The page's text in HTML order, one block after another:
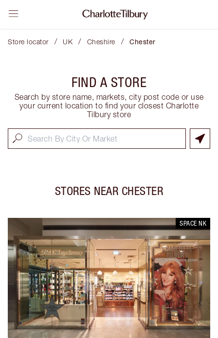
Store locator / UK / Cheshire / Chester
FIND A STORE
Search by store name, markets, city post code or use
your current location to find your closest Charlotte
Tilbury store
STORES NEAR CHESTER
SPACE NK